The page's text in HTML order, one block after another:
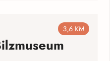
3,6 KM